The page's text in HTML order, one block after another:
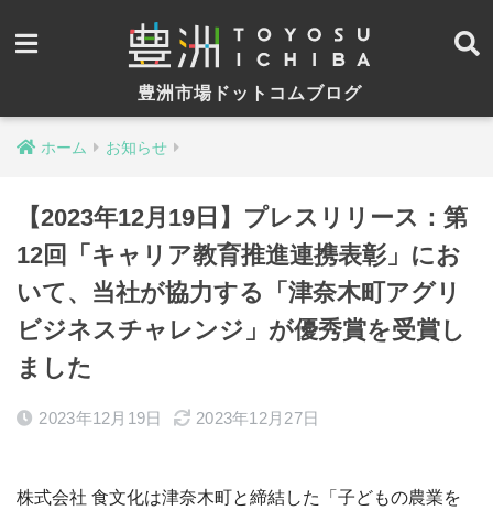
豊洲市場ドットコムブログ
ホーム お知らせ
【2023年12月19日】プレスリリース：第
12回「キャリア教育推進連携表彰」にお
いて、当社が協力する「津奈木町アグリ
ビジネスチャレンジ」が優秀賞を受賞し
ました
2023年12月19日 2023年12月27日
株式会社 食文化は津奈木町と締結した「子どもの農業を